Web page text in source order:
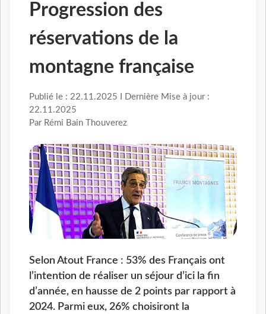
Progression des
réservations de la
montagne française
Publié le : 22.11.2025 I Dernière Mise à jour :
22.11.2025
Par Rémi Bain Thouverez
Selon Atout France : 53% des Français ont
l’intention de réaliser un séjour d’ici la fin
d’année, en hausse de 2 points par rapport à
2024. Parmi eux, 26% choisiront la